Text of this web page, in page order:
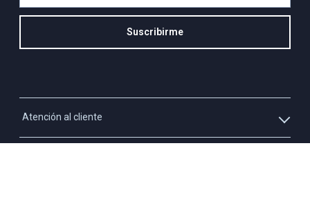
Atención al cliente
Suscribirme